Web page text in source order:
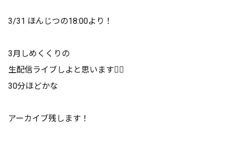
3/31 ほんじつの18:00より！
3月しめくくりの
生配信ライブしよと思います🙋‍♀️
30分ほどかな
アーカイブ残します！